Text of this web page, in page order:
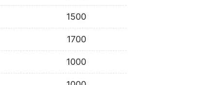
1500
1700
1000